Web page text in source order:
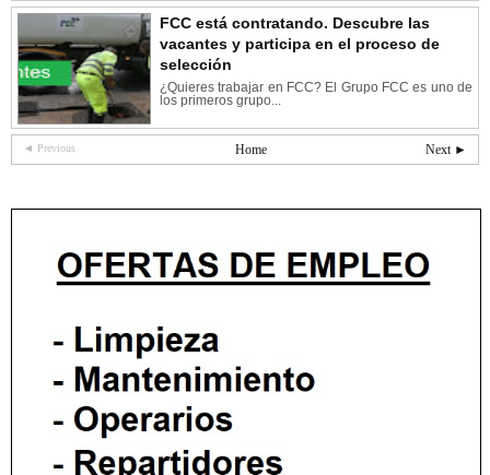
FCC está contratando. Descubre las
vacantes y participa en el proceso de
selección
¿Quieres trabajar en FCC? El Grupo FCC es uno de
los primeros grupo...
◄ Previous Next ►
Home